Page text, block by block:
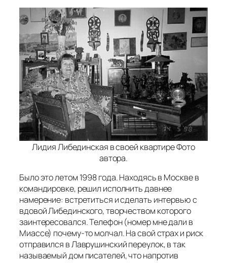
Лидия Либединская в своей квартире Фото
автора.
Было это летом 1998 года. Находясь в Москве в
командировке, решил исполнить давнее
намерение: встретиться и сделать интервью с
вдовой Либединского, творчеством которого
заинтересовался. Телефон (номер мне дали в
Миассе) почему-то молчал. На свой страх и риск
отправился в Лаврушинский переулок, в так
называемый дом писателей, что напротив